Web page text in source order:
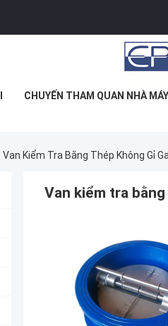
CHUYẾN THAM QUAN NHÀ MÁY
Van Kiểm Tra Bằng Thép Không Gỉ
Van kiểm tra